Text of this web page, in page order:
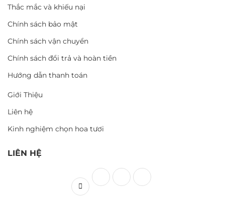
Thắc mắc và khiếu nại
Chính sách bảo mật
Chính sách vận chuyển
Chính sách đổi trả và hoàn tiền
Hướng dẫn thanh toán
Giới Thiệu
Liên hệ
Kinh nghiệm chọn hoa tươi
LIÊN HỆ